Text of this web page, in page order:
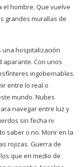
hombre. Que vuelve
grandes murallas de
una hospitalización
aparante. Con unos
ingobernables.
entre lo real o
mundo. Nubes
navegar entre luz y
sin fecha ni
saber o no. Morir en la
rojizas. Guerra de
que en medio de